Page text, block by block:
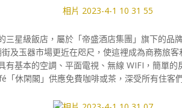
三星級飯店，屬於「帝盛酒店集團」旗下的
及玉器市場更近在咫尺，使這裡成為商務旅
基本的空調、平面電視、無線 WIFI，簡單
「休閑閣」供應免費咖啡或茶，深受所有住客